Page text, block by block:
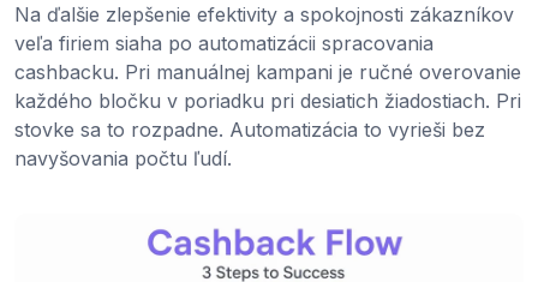
Na ďalšie zlepšenie efektivity a spokojnosti zákazníkov
veľa firiem siaha po automatizácii spracovania
cashbacku. Pri manuálnej kampani je ručné overovanie
každého bločku v poriadku pri desiatich žiadostiach. Pri
stovke sa to rozpadne. Automatizácia to vyrieši bez
navyšovania počtu ľudí.